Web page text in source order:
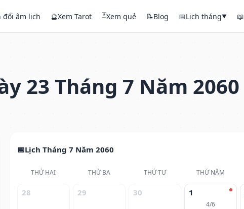
đổi âm lịch 🔮Xem Tarot 🃏Xem quẻ 📝Blog 📅Lịch tháng▼ 📖
23 Tháng 7 Năm 2060
Lịch Tháng 7 Năm 2060
THỨ HAI THỨ BA THỨ TƯ THỨ NĂM
28 29 30 1
4/6